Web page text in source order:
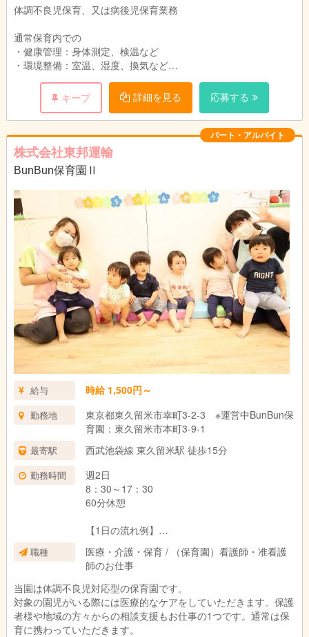
体調不良児保育、又は病後児保育業務
通常保育内での
・健康管理：身体測定、検温など
・環境整備：室温、湿度、換気など
・お子さんの生活の様子(遊び、食事、睡眠など）の
見守りもお願いします。
キープ 詳細を見る 応募する
パート・アルバイト
株式会社東邦運輸
BunBun保育園Ⅱ
給与 時給 1,500円～
勤務地
東京都東久留米市幸町3-2-3 ※運営中BunBun保
育園：東久留米市本町3-9-1
最寄駅 西武池袋線 東久留米駅 徒歩15分
勤務時間
週2日
8：30～17：30
60分休憩
【1日の流れ例】
08：30～ 出勤
登園対応、視診、検温、病状聞き取
り
09：30～ 水分補給補助、遊び
11：00～ 食事介助
11：30～ 午睡チェック、連絡帳入力
12：00～ お昼休憩
職種
医療・介護・保育 / （保育園）看護師・准看護
師のお仕事
当園は体調不良児対応型の保育園です。
対象の園児がいる際には医療的なケアをしていただきます。保護
者様や地域の方々からの相談支援もお仕事の1つです。通常は保
育に携わっていただきます。